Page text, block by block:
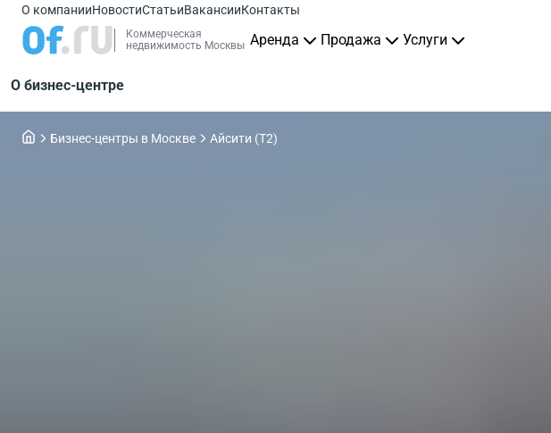
О компанииНовостиСтатьиВакансииКонтакты
Коммерческая
недвижимость Москвы Аренда Продажа Услуги
О бизнес-центре
Бизнес-центры в Москве Айсити (T2)